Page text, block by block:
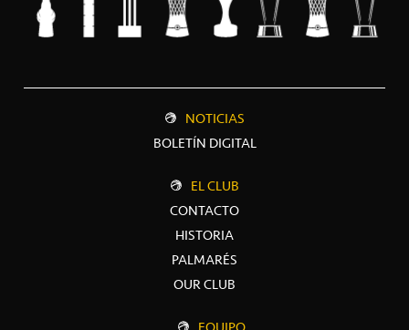
NOTICIAS
BOLETÍN DIGITAL
EL CLUB
CONTACTO
HISTORIA
PALMARÉS
OUR CLUB